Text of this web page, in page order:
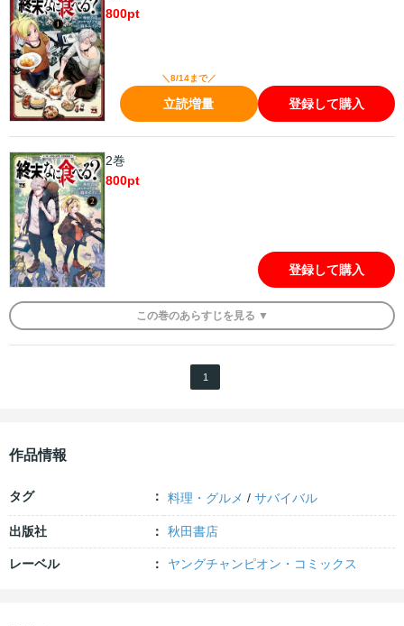
800pt
＼8/14まで／
立読増量 登録して購入
2巻
800pt
登録して購入
この巻のあらすじを 見る ▼
1
作品情報
タグ 料理・グルメ /サバイバル
出版社 秋田書店
レーベル ヤングチャンピオン・コミックス